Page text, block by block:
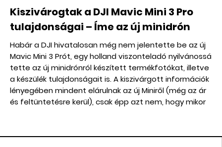
Kiszivárogtak a DJI Mavic Mini 3 Pro
tulajdonságai – Íme az új minidrón
Habár a DJI hivatalosan még nem jelentette be az új
Mavic Mini 3 Prót, egy holland viszonteladó nyilvánossá
tette az új minidrónról készített termékfotókat, illetve
a készülék tulajdonságait is. A kiszivárgott információk
lényegében mindent elárulnak az új Miniről (még az ár
és feltüntetésre kerül), csak épp azt nem, hogy mikor